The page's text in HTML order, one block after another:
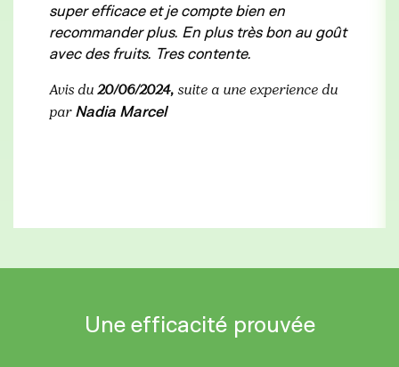
super efficace et je compte bien en
recommander plus. En plus très bon au goût
avec des fruits. Tres contente.
Avis du 20/06/2024, suite a une experience du
par Nadia Marcel
Une efficacité prouvée